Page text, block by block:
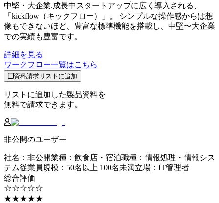
中堅・大企業.成長中スタートアップに広く導入される、
「kickflow（キックフロー）」。 シンプルな操作感からは想
像もできないほど、豊富な標準機能を搭載し、中堅〜大企業
での実績も豊富です。
詳細を見る
ワークフロー一覧はこちら
資料請求リストに追加
リストに追加した製品資料を
無料で請求できます。
非公開のユーザー
社名 ： 非公開業種 ： 飲食店・宿泊職種 ：情報処理・情報シス
テム従業員規模 ： 50名以上 100名未満立場 ： IT管理者
総合評価
☆☆☆☆☆
★★★★★